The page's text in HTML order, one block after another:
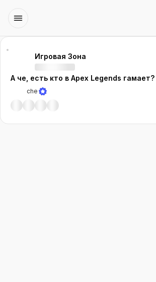
Игровая Зона
А че, есть кто в Apex Legends гамает?
che